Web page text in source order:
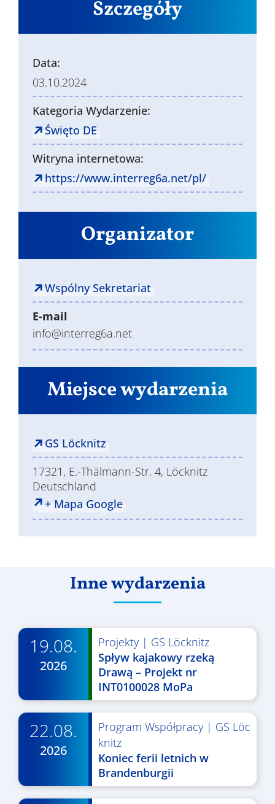
Szczegóły
Data:
03.10.2024
Kategoria Wydarzenie:
Święto DE
Witryna internetowa:
https://www.interreg6a.net/pl/
Miejsce wydarzenia
GS Löcknitz
17321, E.-Thälmann-Str. 4, Löcknitz
Deutschland
+ Mapa Google
Organizator
Wspólny Sekretariat
E-mail
info@interreg6a.net
Inne wydarzenia
19.08.
2026
Projekty| GS Löcknitz
Spływ kajakowy rzeką
Drawą – Projekt nr
INT0100028 MoPa
22.08.
2026
Program Współpracy| GS Löc
knitz
Koniec ferii letnich w
Brandenburgii